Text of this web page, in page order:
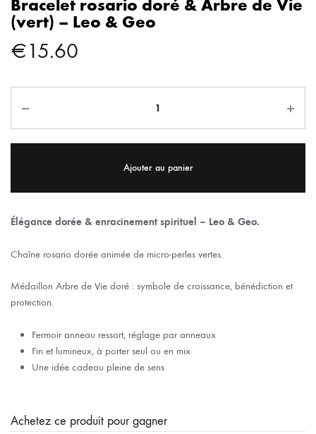
Bracelet rosario doré & Arbre de Vie
(vert) – Leo & Geo
€15.60
Ajouter au panier
Élégance dorée & enracinement spirituel – Leo & Geo.
Chaîne rosario dorée animée de micro-perles vertes.
Médaillon Arbre de Vie doré : symbole de croissance, bénédiction et
protection.
Fermoir anneau ressort, réglage par anneaux
Fin et lumineux, à porter seul ou en mix
Une idée cadeau pleine de sens
Achetez ce produit pour gagner